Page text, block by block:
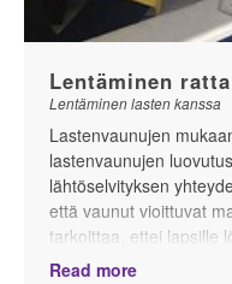
Lentäminen
Lentäminen lasten kanssa
Lastenvaunujen
lastenvaunujen
lähtöselvityksen
että vaunut vioittuvat
tarkoittaa, ettei lapsille
lentokentällä. Tässä
Read more